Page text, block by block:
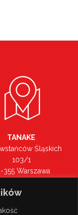
TANAKE
Śląskich
103/1
355 Warszawa
na mapie >